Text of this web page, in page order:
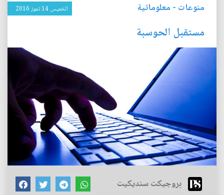
منوعات - معلوماتية الخميس 14 تموز 2016
مستقبل الحوسبة
بروجيكت سنديكيت